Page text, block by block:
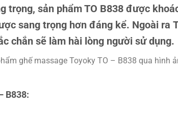
trọng, sản phẩm TO B838 được
sang trọng hơn đáng kể. Ngoài ra
chắn sẽ làm hài lòng người sử dụng.
ghế massage Toyoky TO – B838 qua hình
B838: